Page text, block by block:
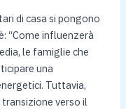
di casa si pongono
“Come influenzerà
le famiglie che
una
Tuttavia,
verso il